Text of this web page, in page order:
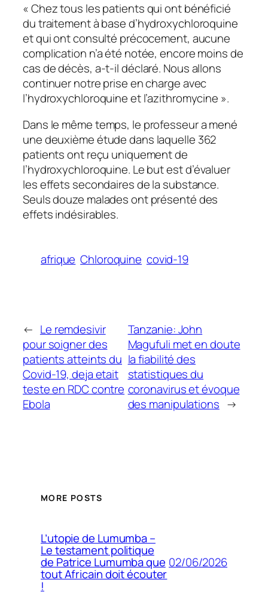
«Chez tous les patients qui ont bénéficié
du traitement à base d’hydroxychloroquine
et qui ont consulté précocement, aucune
complication n’a été notée, encore moins de
cas de décès, a-t-il déclaré. Nous allons
continuer notre prise en charge avec
l’hydroxychloroquine et l’azithromycine ».
Dans le même temps, le professeur a mené
une deuxième étude dans laquelle 362
patients ont reçu uniquement de
l’hydroxychloroquine. Le but est d’évaluer
les effets secondaires de la substance.
Seuls douze malades ont présenté des
effets indésirables.
afrique Chloroquine covid-19
← Le remdesivir
pour soigner des
patients atteints du
Covid-19, deja etait
teste en RDC contre
Ebola
Tanzanie: John
Magufuli met en doute
la fiabilité des
statistiques du
coronavirus et évoque
des manipulations →
MORE POSTS
L’utopie de Lumumba –
Le testament politique
de Patrice Lumumba que
tout Africain doit écouter
!
02/06/2026